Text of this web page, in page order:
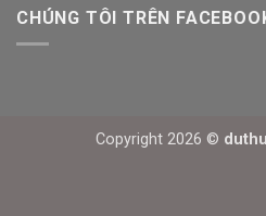
CHÚNG TÔI TRÊN
Copyright 2026 ©